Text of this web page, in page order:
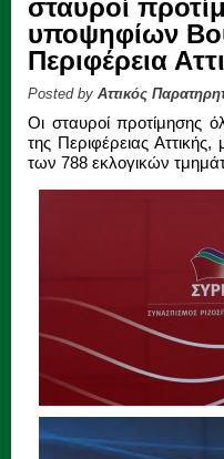
σταυροί
υποψηφίων
Περιφέρεια
Posted by Αττικός
Οι σταυροί προτίμησης
της Περιφέρειας
των 788 εκλογικών